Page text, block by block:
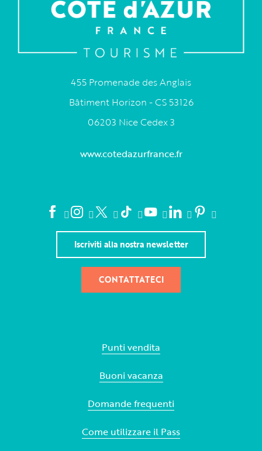
455 Promenade des Anglais
Bâtiment Horizon - CS 53126
06203 Nice Cedex 3
www.cotedazurfrance.fr
Iscriviti alla nostra newsletter
CONTATTATECI
Punti vendita
Buoni vacanza
Domande frequenti
Come utilizzare il Pass